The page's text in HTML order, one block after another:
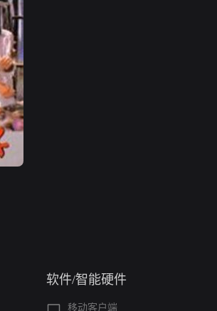
软件/智能硬件
移动客户端